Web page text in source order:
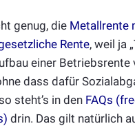
genug, die Metallrente
Rente, weil ja
einer Betriebsrente
dass dafür
steht’s in den FAQs
drin. Das gilt natürlich